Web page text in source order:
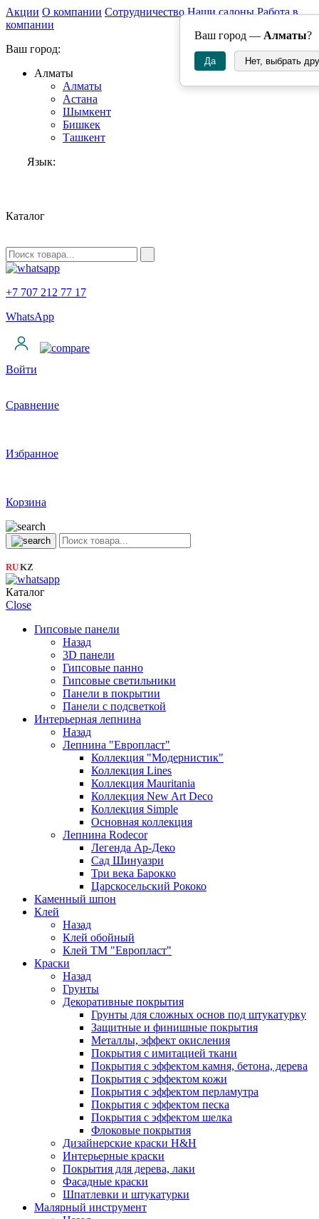
Ваш город — Алматы?
Да Нет, выбрать
Акции О компании Сотрудничество Наши салоны Работа в
компании
Ваш город:
Алматы
Алматы
Астана
Шымкент
Бишкек
Ташкент
Язык:
Каталог
+7 707 212 77 17
WhatsApp
Войти
Сравнение
Избранное
Корзина
RU|KZ
Каталог
Close
Гипсовые панели
Назад
3D панели
Гипсовые панно
Гипсовые светильники
Панели в покрытии
Панели с подсветкой
Интерьерная лепнина
Назад
Лепнина "Европласт"
Коллекция "Модернистик"
Коллекция Lines
Коллекция Mauritania
Коллекция New Art Deco
Коллекция Simple
Основная коллекция
Лепнина Rodecor
Легенда Ар-Деко
Сад Шинуазри
Три века Барокко
Царскосельский Рококо
Каменный шпон
Клей
Назад
Клей обойный
Клей ТМ "Европласт"
Краски
Назад
Грунты
Декоративные покрытия
Грунты для сложных основ под штукатурку
Защитные и финишные покрытия
Металлы, эффект окисления
Покрытия с имитацией ткани
Покрытия с эффектом камня, бетона, дерева
Покрытия с эффектом кожи
Покрытия с эффектом перламутра
Покрытия с эффектом песка
Покрытия с эффектом шелка
Флоковые покрытия
Дизайнерские краски H&H
Интерьерные краски
Покрытия для дерева, лаки
Фасадные краски
Шпатлевки и штукатурки
Малярный инструмент